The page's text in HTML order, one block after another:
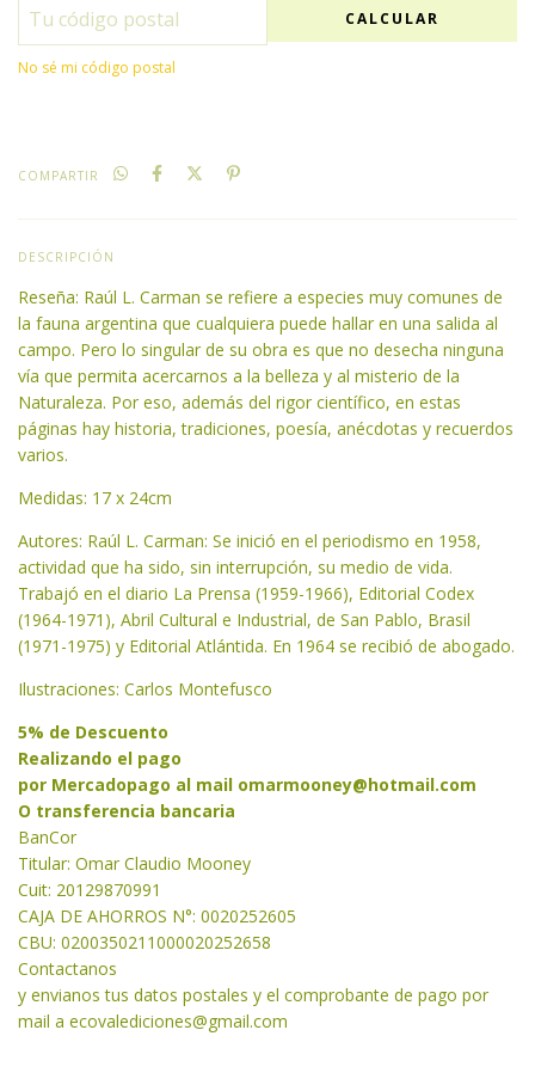
CALCULAR
No sé mi código postal
COMPARTIR
DESCRIPCIÓN
Reseña: Raúl L. Carman se refiere a especies muy comunes de
la fauna argentina que cualquiera puede hallar en una salida al
campo. Pero lo singular de su obra es que no desecha ninguna
vía que permita acercarnos a la belleza y al misterio de la
Naturaleza. Por eso, además del rigor científico, en estas
páginas hay historia, tradiciones, poesía, anécdotas y recuerdos
varios.
Medidas: 17 x 24cm
Autores: Raúl L. Carman: Se inició en el periodismo en 1958,
actividad que ha sido, sin interrupción, su medio de vida.
Trabajó en el diario La Prensa (1959-1966), Editorial Codex
(1964-1971), Abril Cultural e Industrial, de San Pablo, Brasil
(1971-1975) y Editorial Atlántida. En 1964 se recibió de abogado.
Ilustraciones: Carlos Montefusco
5% de Descuento
Realizando el pago
por Mercadopago al mail omarmooney@hotmail.com
O transferencia bancaria
BanCor
Titular: Omar Claudio Mooney
Cuit: 20129870991
CAJA DE AHORROS N°: 0020252605
CBU: 0200350211000020252658
Contactanos
y envianos tus datos postales y el comprobante de pago por
mail a ecovalediciones@gmail.com